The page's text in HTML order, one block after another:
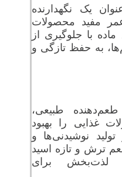
یک نگهدارنده
مفید محصولات
با جلوگیری از
به حفظ تازگی و
طبیعی،
غذایی را بهبود
نوشیدنی‌ها و
ترش و تازه اسید
لذت‌بخش برای